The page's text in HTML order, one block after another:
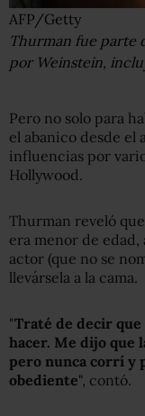
AFP/Getty
Thurman fue parte
por Weinstein,
Pero no solo para
el abanico desde el
influencias por
Hollywood.
Thurman reveló
era menor de
actor (que no se
llevársela a la cama.
"Traté de decir
hacer. Me dijo que
pero nunca corrí y
obediente", contó.